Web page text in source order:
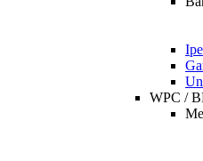
Ipe
WPC /